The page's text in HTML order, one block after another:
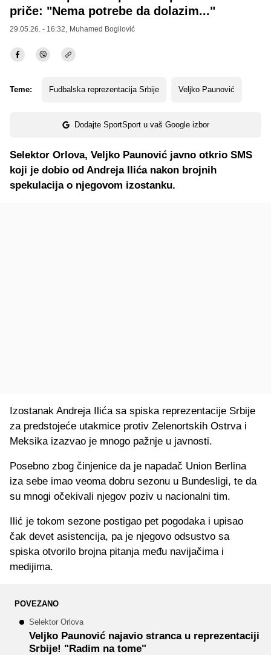
priče: "Nema potrebe da dolazim..."
29.05.26. - 16:32, Muhamed Bogilović
Teme: Fudbalska reprezentacija Srbije Veljko Paunović
Dodajte SportSport u vaš Google izbor
Selektor Orlova, Veljko Paunović javno otkrio SMS
koji je dobio od Andreja Ilića nakon brojnih
spekulacija o njegovom izostanku.
Izostanak Andreja Ilića sa spiska reprezentacije Srbije
za predstojeće utakmice protiv Zelenortskih Ostrva i
Meksika izazvao je mnogo pažnje u javnosti.
Posebno zbog činjenice da je napadač Union Berlina
iza sebe imao veoma dobru sezonu u Bundesligi, te da
su mnogi očekivali njegov poziv u nacionalni tim.
Ilić je tokom sezone postigao pet pogodaka i upisao
čak devet asistencija, pa je njegovo odsustvo sa
spiska otvorilo brojna pitanja među navijačima i
medijima.
POVEZANO
Selektor Orlova
Veljko Paunović najavio stranca u reprezentaciji
Srbije! "Radim na tome"